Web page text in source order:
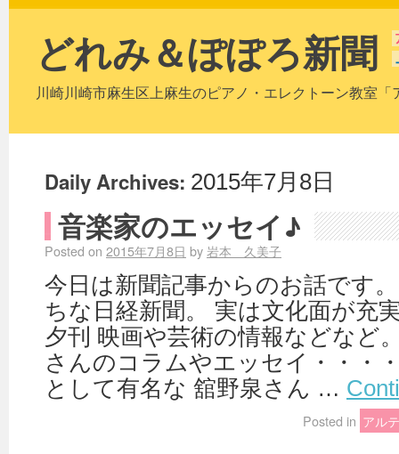
どれみ＆ぽぽろ新聞
川崎川崎市麻生区上麻生のピアノ・エレクトーン教室
Daily Archives: 2015年7月8日
音楽家のエッセイ♪
Posted on 2015年7月8日 by岩本 久美子
今日は新聞記事からのお話です
ちな日経新聞。 実は文化面が充
夕刊 映画や芸術の情報などなど
さんのコラムやエッセイ・・・
として有名な 舘野泉さん …
Posted in アル